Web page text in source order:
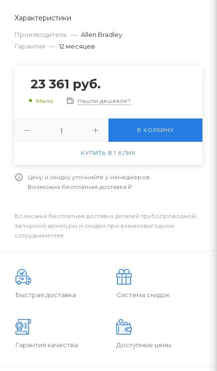
Характеристики
Производитель — Allen Bradley
Гарантия — 12 месяцев
23 361 руб.
Мало Нашли дешевле?
В КОРЗИНУ
КУПИТЬ В 1 КЛИК
Цену и скидку уточняйте у менеджеров
Возможна бесплатная доставка ₽
Возможна бесплатная доставка деталей трубопроводной,
запорной арматуры и скидки при взаимовыгодном
сотрудничестве
Быстрая доставка Система скидок
Гарантия качества Доступные цены